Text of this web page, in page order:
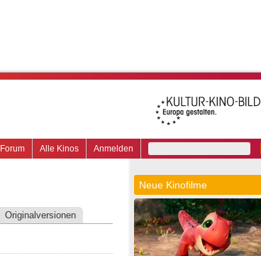
Anmelden
Alle Kinos
Forum
Originalversionen
Neue Kinofilme